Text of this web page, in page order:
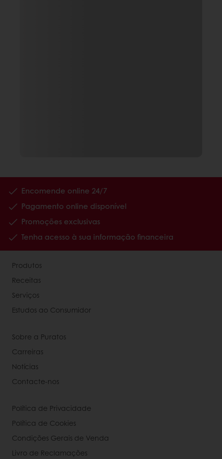
Encomende online 24/7
Pagamento online disponível
Promoções exclusivas
Tenha acesso à sua informação financeira
Produtos
Receitas
Serviços
Estudos ao Consumidor
Sobre a Puratos
Carreiras
Notícias
Contacte-nos
Política de Privacidade
Política de Cookies
Condições Gerais de Venda
Livro de Reclamações